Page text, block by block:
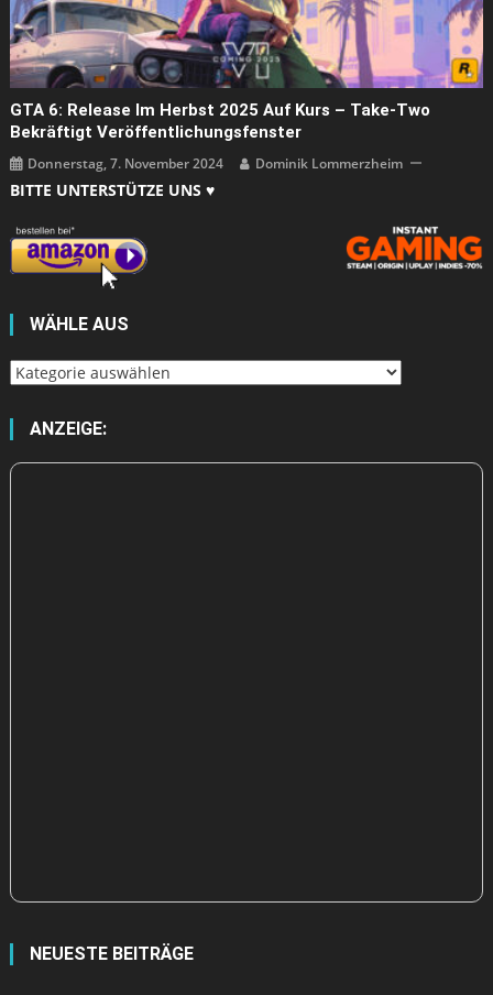
GTA 6: Release Im Herbst 2025 Auf Kurs – Take-Two
Bekräftigt Veröffentlichungsfenster
Donnerstag, 7. November 2024 Dominik Lommerzheim
BITTE UNTERSTÜTZE UNS ♥
WÄHLE AUS
Wähle
ANZEIGE:
NEUESTE BEITRÄGE